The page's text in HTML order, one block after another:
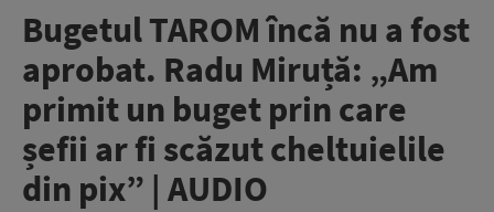
Bugetul TAROM încă nu a fost
aprobat. Radu Miruță: „Am
primit un buget prin care
șefii ar fi scăzut cheltuielile
din pix” | AUDIO